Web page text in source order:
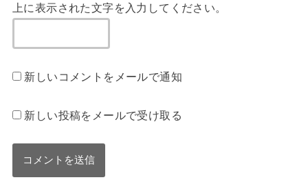
上に表示された文字を入力してください。
新しいコメントをメールで通知
新しい投稿をメールで受け取る